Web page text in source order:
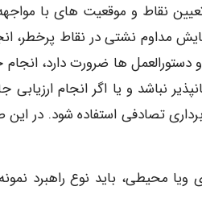
نقاط و موقعیت های با مواجهه
مداوم نشتی در نقاط پرخطر،
دستورالعمل ها ضرورت دارد،
نباشد و یا اگر انجام
تصادفی استفاده شود. در این
ویا محیطی، باید نوع راهبرد